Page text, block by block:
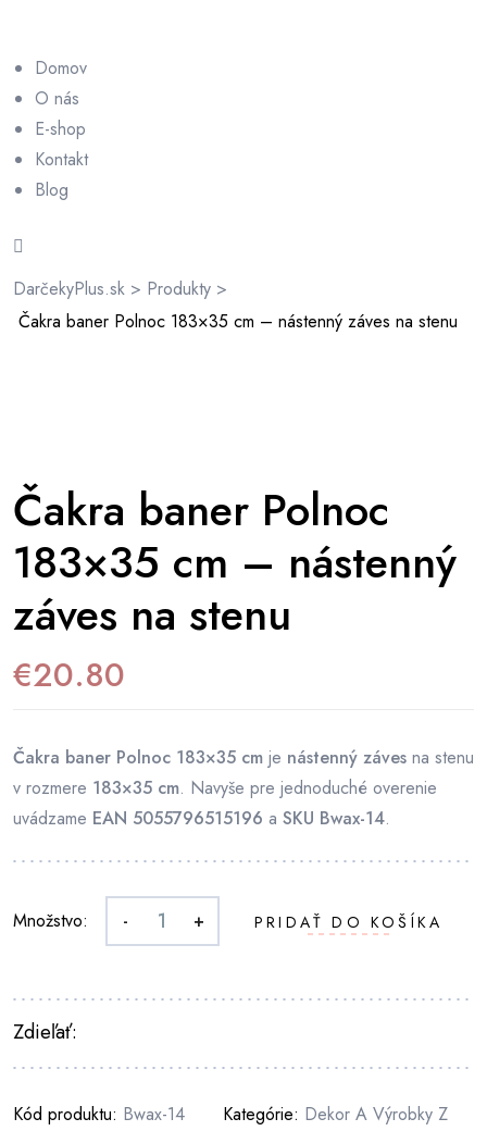
Domov
O nás
E-shop
Kontakt
Blog
DarčekyPlus.sk > Produkty >
Čakra baner Polnoc 183×35 cm – nástenný záves na stenu
Čakra baner Polnoc
183×35 cm – nástenný
záves na stenu
€20.80
Čakra baner Polnoc 183×35 cm je nástenný záves na stenu
v rozmere 183×35 cm. Navyše pre jednoduché overenie
uvádzame EAN 5055796515196 a SKU Bwax-14.
Množstvo: - + PRIDAŤ DO KOŠÍKA
Zdieľať:
Kód produktu: Bwax-14 Kategórie: Dekor A Výrobky Z